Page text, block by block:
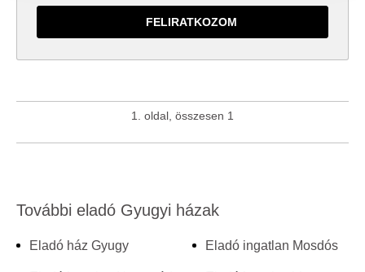
adatait, akik kombinálhatják az adatokat más olyan
1. oldal, összesen 1
További eladó Gyugyi házak
Eladó ház Gyugy Eladó ingatlan Mosdós